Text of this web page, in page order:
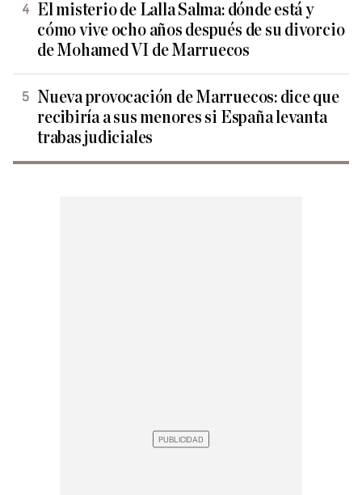
El misterio de Lalla Salma: dónde está y
cómo vive ocho años después de su divorcio
de Mohamed VI de Marruecos
Nueva provocación de Marruecos: dice que
recibiría a sus menores si España levanta
trabas judiciales